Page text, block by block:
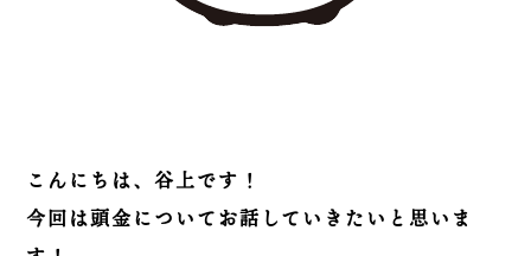
こんにちは、谷上です！
今回は頭金についてお話していきたいと思いま